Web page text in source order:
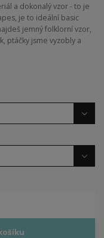
a dokonalý vzor - to je
je to ideální basic
jemný folklorní vzor,
ptáčky jsme vyzobly a